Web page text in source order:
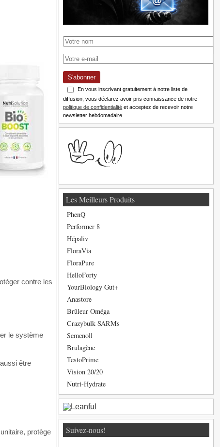
contre les
le système
être
protège
S'abonner
En vous inscrivant gratuitement à notre liste de
diffusion, vous déclarez avoir pris connaissance de notre
politique de confidentialité et acceptez de recevoir notre
newsletter hebdomadaire.
Les Meilleurs Produits
PhenQ
Performer 8
Hépaliv
FloraVia
FloraPure
HelloForty
YourBiology Gut+
Anastore
Brûleur Oméga
Crazybulk SARMs
Semenoll
Brulagène
TestoPrime
Vision 20/20
Nutri-Hydrate
Suivez-nous!